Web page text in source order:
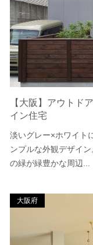
【大阪】アウトド
イン住宅
淡いグレー×ホワイト
ンプルな外観デザイ
の緑が緑豊かな周辺...
大阪府